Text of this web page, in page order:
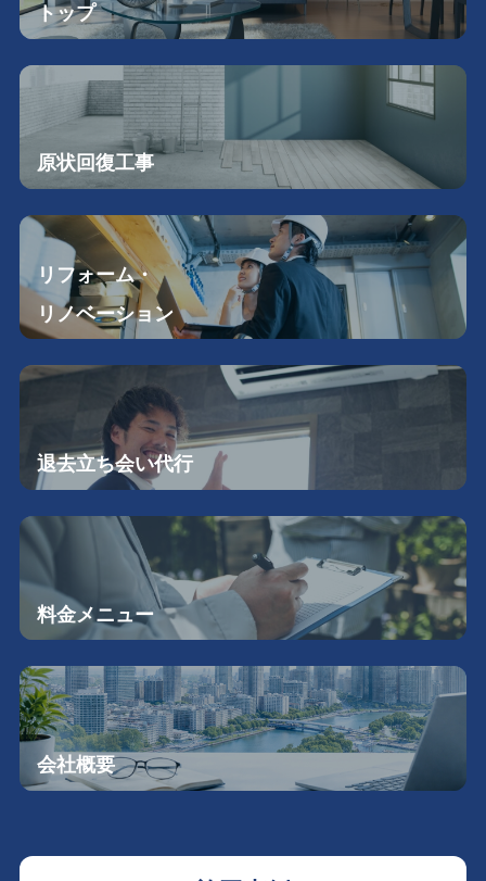
トップ
原状回復工事
リフォーム・
リノベーション
退去立ち会い代行
料金メニュー
会社概要